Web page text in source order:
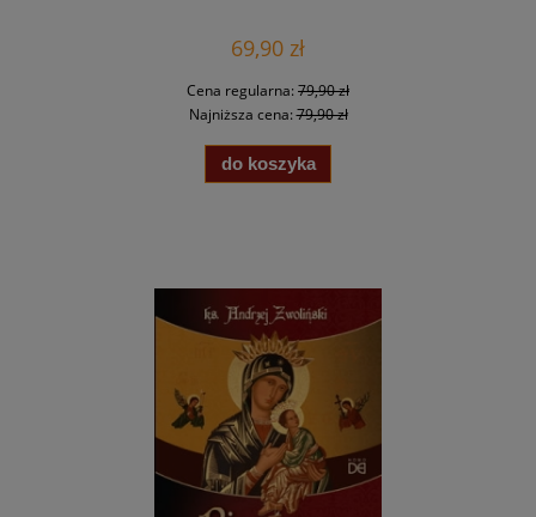
69,90 zł
Cena regularna: 79,90 zł
Najniższa cena:79,90 zł
do koszyka